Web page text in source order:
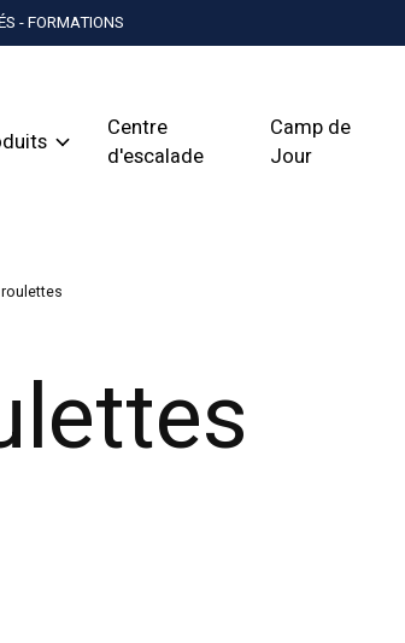
- FORMATIONS
Centre
d'escalade
Camp de
Jour